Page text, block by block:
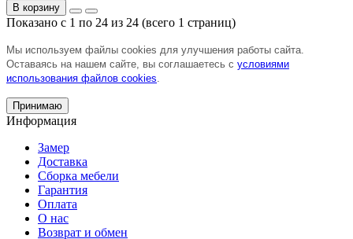
В корзину
Показано с 1 по 24 из 24 (всего 1 страниц)
Мы используем файлы cookies для улучшения работы сайта.
Оставаясь на нашем сайте, вы соглашаетесь с условиями
использования файлов cookies
Принимаю
Информация
Замер
Доставка
Сборка мебели
Гарантия
Оплата
О нас
Возврат и обмен